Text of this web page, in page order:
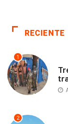
RECIENTE
1
2